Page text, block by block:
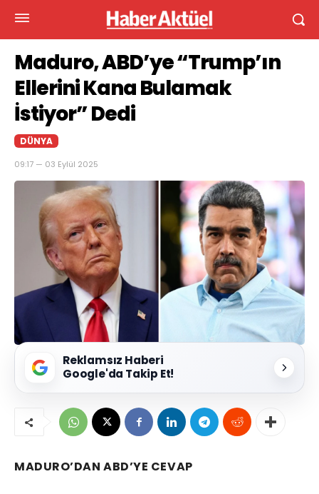
Maduro, ABD’ye “Trump’ın
Ellerini Kana Bulamak
İstiyor” Dedi
DÜNYA
09:17 — 03 Eylül 2025
Reklamsız Haberi
Google'da Takip Et!
MADURO’DAN ABD’YE CEVAP